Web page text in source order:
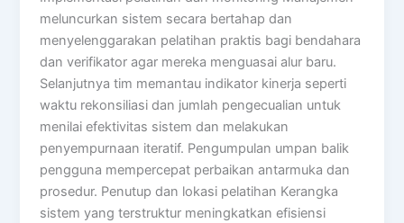
meluncurkan sistem secara bertahap dan
menyelenggarakan pelatihan praktis bagi bendahara
dan verifikator agar mereka menguasai alur baru.
Selanjutnya tim memantau indikator kinerja seperti
waktu rekonsiliasi dan jumlah pengecualian untuk
menilai efektivitas sistem dan melakukan
penyempurnaan iteratif. Pengumpulan umpan balik
pengguna mempercepat perbaikan antarmuka dan
prosedur. Penutup dan lokasi pelatihan Kerangka
sistem yang terstruktur meningkatkan efisiensi